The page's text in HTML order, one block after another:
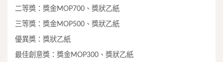
二等獎：獎金MOP700、獎狀乙紙
三等獎：獎金MOP500、獎狀乙紙
優異獎：獎狀乙紙
最佳創意獎：獎金MOP300、獎狀乙紙